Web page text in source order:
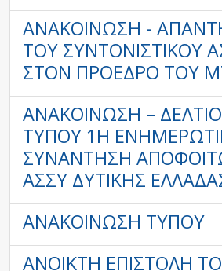
ΑΝΑΚΟΊΝΩΣΗ -
ΤΟΥ ΣΥΝΤΟΝΙΣΤΙΚΟΎ
ΣΤΟΝ ΠΡΌΕΔΡΟ ΤΟΥ
ΑΝΑΚΟΙΝΩΣΗ – ΔΕΛΤΙΟ
ΤΥΠΟΥ 1Η
ΣΥΝΑΝΤΗΣΗ
ΑΣΣΥ ΔΥΤΙΚΗΣ
ΑΝΑΚΟΙΝΩΣΗ ΤΥΠΟΥ
ΑΝΟΙΚΤΗ ΕΠΙΣΤΟΛΗ